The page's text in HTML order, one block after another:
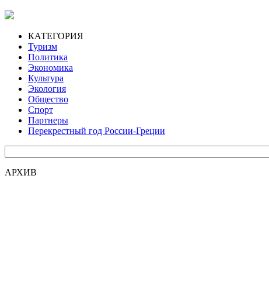
КАТЕГОРИЯ
Туризм
Политика
Экономика
Культура
Экология
Общество
Спорт
Партнеры
Перекрестный год России-Греции
АРХИВ